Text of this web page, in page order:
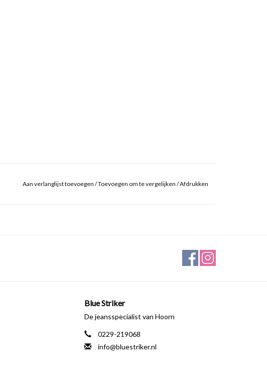
Aan verlanglijst toevoegen /Toevoegen om te vergelijken /Afdrukken
Blue Striker
De jeansspecialist van Hoorn
0229-219068
info@bluestriker.nl